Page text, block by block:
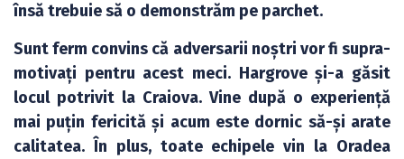
însă trebuie să o demonstrăm pe parchet.
Sunt ferm convins că adversarii noștri vor fi supra-
motivați pentru acest meci. Hargrove și-a găsit
locul potrivit la Craiova. Vine după o experiență
mai puțin fericită și acum este dornic să-și arate
calitatea. În plus, toate echipele vin la Oradea